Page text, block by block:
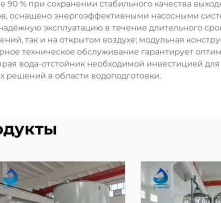
% при сохранении стабильного качества
оснащено энергоэффективными насосными
эксплуатацию в течение длительного
так и на открытом воздухе; модульная
техническое обслуживание гарантирует
вода-отстойник необходимой инвестицией для
решений в области водоподготовки.